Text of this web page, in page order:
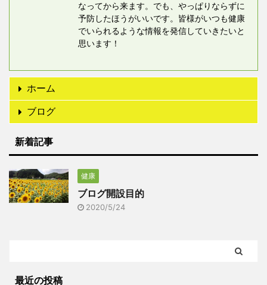
なってから来ます。でも、やっぱりならずに
予防したほうがいいです。皆様がいつも健康
でいられるような情報を発信していきたいと
思います！
ホーム
ブログ
新着記事
健康
ブログ開設目的
2020/5/24
最近の投稿